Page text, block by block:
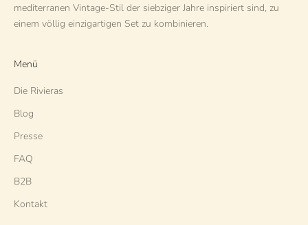
mediterranen Vintage-Stil der siebziger Jahre inspiriert sind, zu
einem völlig einzigartigen Set zu kombinieren.
Menü
Die Rivieras
Blog
Presse
FAQ
B2B
Kontakt